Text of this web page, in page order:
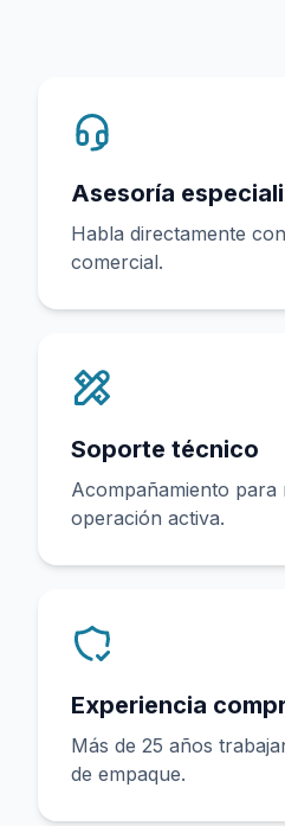
Asesoría
Habla directamente
comercial.
Soporte técnico
Acompañamiento para
operación activa.
Experiencia
Más de 25 años
de empaque.